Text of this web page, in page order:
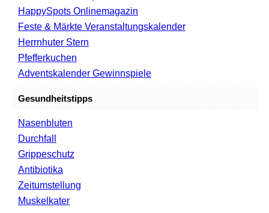
HappySpots Onlinemagazin
Feste & Märkte Veranstaltungskalender
Herrnhuter Stern
Pfefferkuchen
Adventskalender Gewinnspiele
Gesundheitstipps
Nasenbluten
Durchfall
Grippeschutz
Antibiotika
Zeitumstellung
Muskelkater